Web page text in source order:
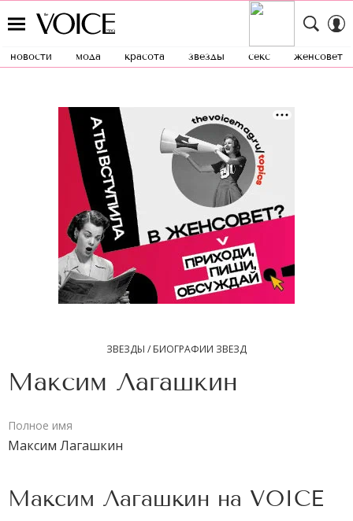
новости мода красота звезды секс женсовет
ЗВЕЗДЫ / БИОГРАФИИ ЗВЕЗД
Максим Лагашкин
Полное имя
Максим Лагашкин
Максим Лагашкин на VOICE